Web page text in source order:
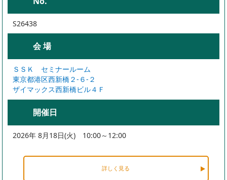
S26438
会 場
ＳＳＫ セミナールーム
東京都港区西新橋２-６-２
ザイマックス西新橋ビル４Ｆ
開催日
2026年 8月18日(火) 10:00～12:00
詳しく見る